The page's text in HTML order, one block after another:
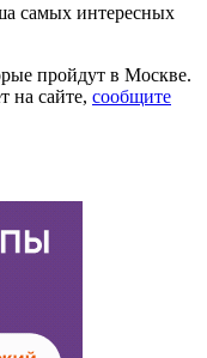
самых интересных
пройдут в Москве.
на сайте, сообщите